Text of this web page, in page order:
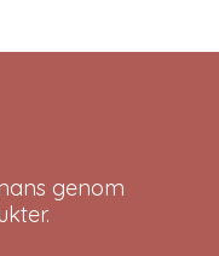
genom